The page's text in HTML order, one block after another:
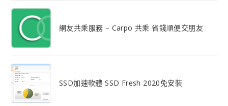
網友共乘服務 – Carpo 共乘 省錢順便交朋友
SSD加速軟體 SSD Fresh 2020免安裝